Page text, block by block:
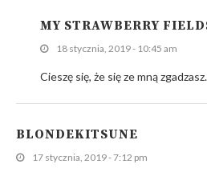
MY STRAWBERRY
18 stycznia, 2019 - 10:45 am
Cieszę się, że się ze mną
BLONDEKITSUNE
17 stycznia, 2019 - 7:12 pm